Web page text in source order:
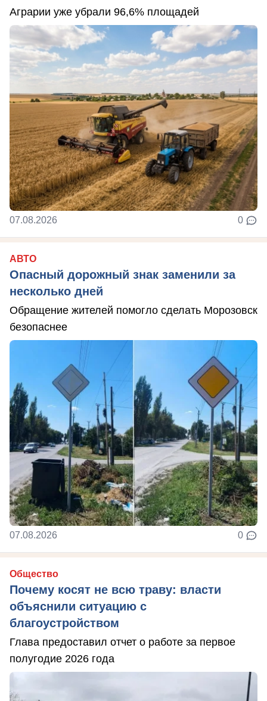
Аграрии уже убрали 96,6% площадей
07.08.2026 0
АВТО
Опасный дорожный знак заменили за
несколько дней
Обращение жителей помогло сделать Морозовск
безопаснее
07.08.2026 0
Общество
Почему косят не всю траву: власти
объяснили ситуацию с
благоустройством
Глава предоставил отчет о работе за первое
полугодие 2026 года